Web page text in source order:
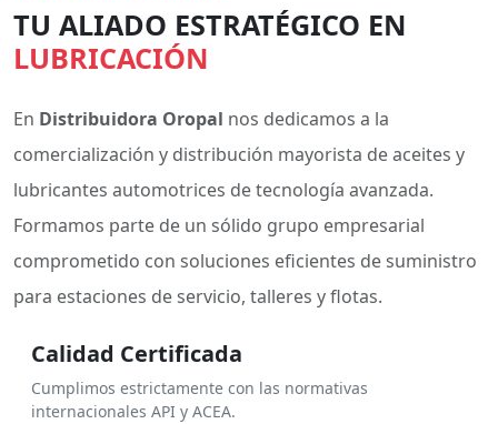
TU ALIADO ESTRATÉGICO EN
LUBRICACIÓN
En Distribuidora Oropal nos dedicamos a la
comercialización y distribución mayorista de aceites y
lubricantes automotrices de tecnología avanzada.
Formamos parte de un sólido grupo empresarial
comprometido con soluciones eficientes de suministro
para estaciones de servicio, talleres y flotas.
Calidad Certificada
Cumplimos estrictamente con las normativas
internacionales API y ACEA.